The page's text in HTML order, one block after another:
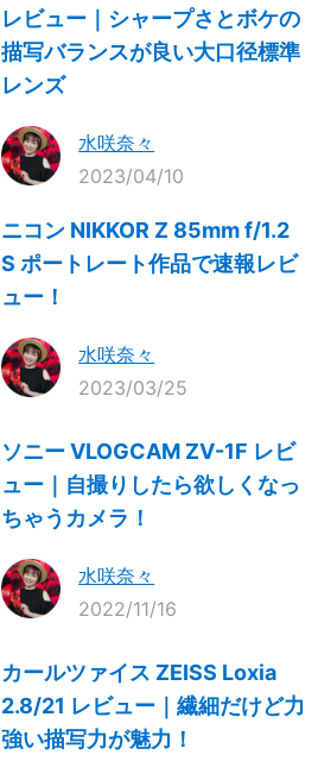
レビュー｜シャープさとボケの
描写バランスが良い大口径標準
レンズ
水咲奈々
2023/04/10
ニコン NIKKOR Z 85mm f/1.2
S ポートレート作品で速報レビ
ュー！
水咲奈々
2023/03/25
ソニー VLOGCAM ZV-1F レビ
ュー｜自撮りしたら欲しくなっ
ちゃうカメラ！
水咲奈々
2022/11/16
カールツァイス ZEISS Loxia
2.8/21 レビュー｜繊細だけど力
強い描写力が魅力！